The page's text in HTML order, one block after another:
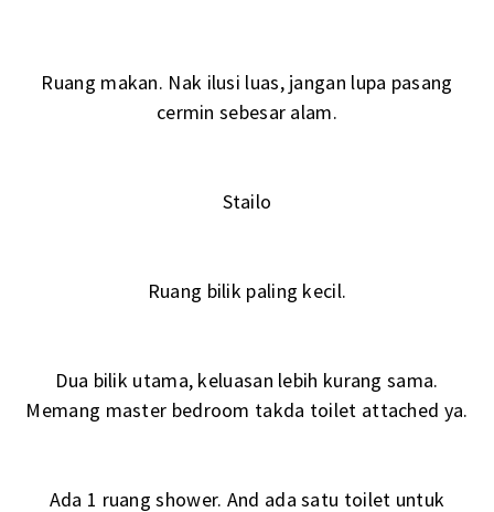
Ruang makan. Nak ilusi luas, jangan lupa pasang
cermin sebesar alam.
Stailo
Ruang bilik paling kecil.
Dua bilik utama, keluasan lebih kurang sama.
Memang master bedroom takda toilet attached ya.
Ada 1 ruang shower. And ada satu toilet untuk